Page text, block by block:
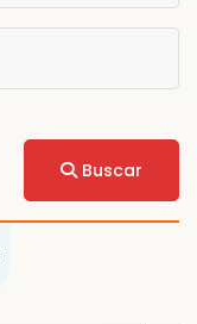
Buscar